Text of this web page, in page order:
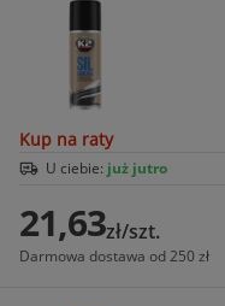
Kup na raty
U ciebie: już jutro
21,63zł/szt.
Darmowa dostawa od 250 zł